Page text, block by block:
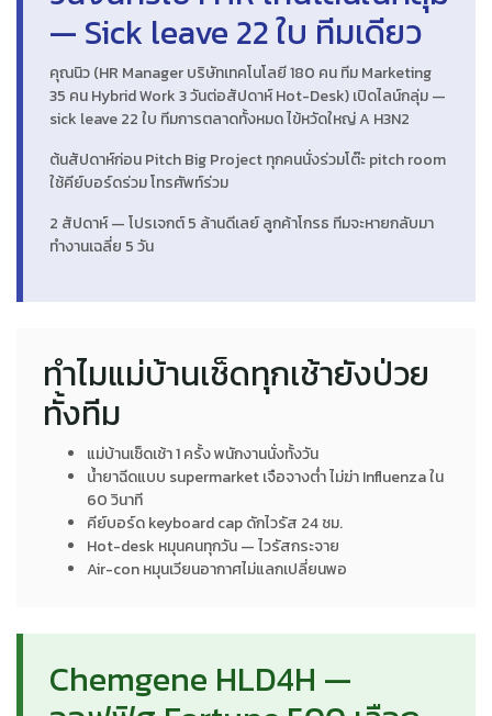
— Sick leave 22 ใบ ทีมเดียว
คุณนิว (HR Manager บริษัทเทคโนโลยี 180 คน ทีม Marketing
35 คน Hybrid Work 3 วันต่อสัปดาห์ Hot-Desk) เปิดไลน์กลุ่ม —
sick leave 22 ใบ ทีมการตลาดทั้งหมด ไข้หวัดใหญ่ A H3N2
ต้นสัปดาห์ก่อน Pitch Big Project ทุกคนนั่งร่วมโต๊ะ pitch room
ใช้คีย์บอร์ดร่วม โทรศัพท์ร่วม
2 สัปดาห์ — โปรเจกต์ 5 ล้านดีเลย์ ลูกค้าโกรธ ทีมจะหายกลับมา
ทำงานเฉลี่ย 5 วัน
ทำไมแม่บ้านเช็ดทุกเช้ายังป่วย
ทั้งทีม
แม่บ้านเช็ดเช้า 1 ครั้ง พนักงานนั่งทั้งวัน
น้ำยาฉีดแบบ supermarket เจือจางต่ำ ไม่ฆ่า Influenza ใน
60 วินาที
คีย์บอร์ด keyboard cap ดักไวรัส 24 ชม.
Hot-desk หมุนคนทุกวัน — ไวรัสกระจาย
Air-con หมุนเวียนอากาศไม่แลกเปลี่ยนพอ
Chemgene HLD4H —